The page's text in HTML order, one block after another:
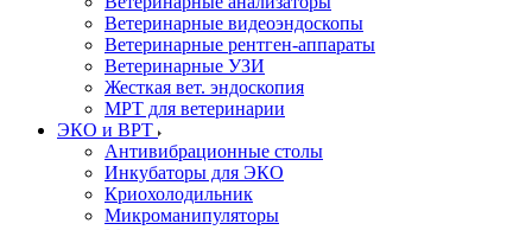
Ветеринарные видеоэндоскопы
Ветеринарные рентген-аппараты
Ветеринарные УЗИ
Жесткая вет. эндоскопия
МРТ для ветеринарии
ЭКО и ВРТ
Антивибрационные столы
Инкубаторы для ЭКО
Криохолодильник
Микроманипуляторы